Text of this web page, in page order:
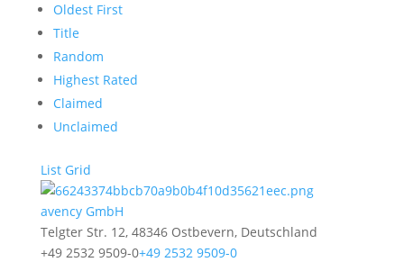
Oldest First
Title
Random
Highest Rated
Claimed
Unclaimed
List Grid
avency GmbH
Telgter Str. 12, 48346 Ostbevern, Deutschland
+49 2532 9509-0+49 2532 9509-0